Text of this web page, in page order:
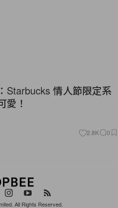
Starbucks 情人節限定系
愛！
2.8K 0
. All Rights Reserved.